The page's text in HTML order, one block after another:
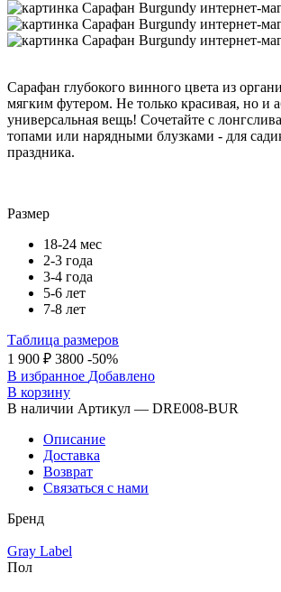
Сарафан глубокого винного цвета из
мягким футером. Не только красивая, но и
универсальная вещь! Сочетайте с
топами или нарядными блузками - для
праздника.
Размер
18-24 мес
2-3 года
3-4 года
5-6 лет
7-8 лет
Таблица размеров
1 900 ₽ 3800 -50%
В избранное Добавлено
В корзину
В наличии Артикул — DRE008-BUR
Описание
Доставка
Возврат
Связаться с нами
Бренд
Gray Label
Пол